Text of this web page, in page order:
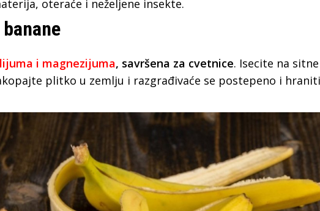
oteraće i neželjene insekte.
i magnezijuma, savršena za cvetnice. Isecite na sitne
plitko u zemlju i razgrađivaće se postepeno i hraniti